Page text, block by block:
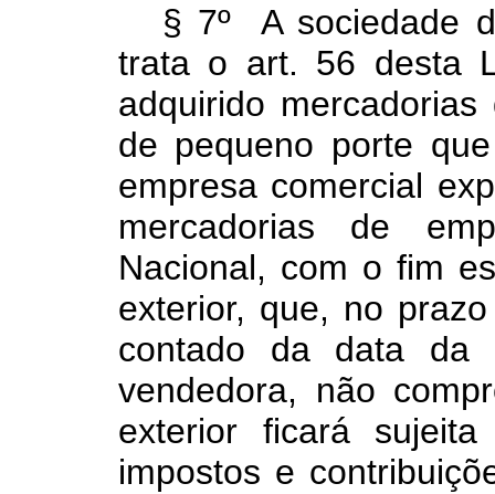
§ 7º A sociedade
trata o art. 56 desta
adquirido
de pequeno porte
empresa comercial
mercadorias de
Nacional, com o fim
exterior, que, no
contado da data da
vendedora, não
exterior ficará
impostos e